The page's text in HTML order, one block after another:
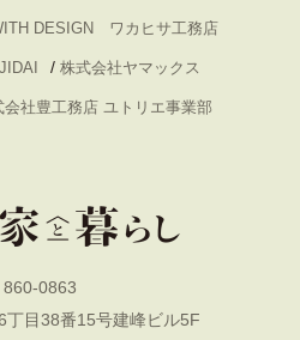
DESIGN ワカヒサ工務店
/ 株式会社ヤマックス
会社豊工務店 ユトリエ事業部
860-0863
丁目38番15号建峰ビル5F